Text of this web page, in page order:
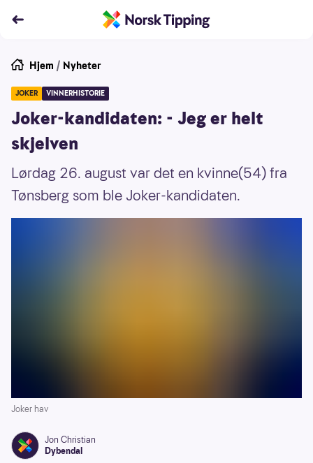
Hjem / Nyheter
JOKER VINNERHISTORIE
Joker-kandidaten: - Jeg er helt
skjelven
Lørdag 26. august var det en kvinne(54) fra
Tønsberg som ble Joker-kandidaten.
Joker hav
Jon Christian
Dybendal